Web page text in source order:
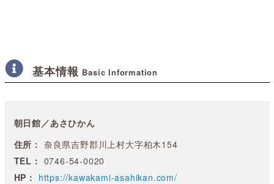
基本情報 Basic Information
朝日館／あさひかん
住所： 奈良県吉野郡川上村大字柏木154
TEL： 0746-54-0020
HP： https://kawakami-asahikan.com/